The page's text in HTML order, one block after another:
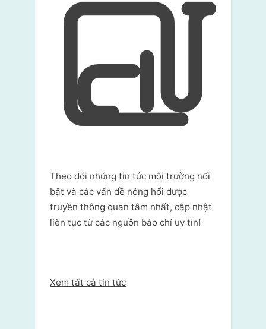
Theo dõi những tin tức môi trường nổi
bật và các vấn đề nóng hổi được
truyền thông quan tâm nhất, cập nhật
liên tục từ các nguồn báo chí uy tín!
Xem tất cả tin tức